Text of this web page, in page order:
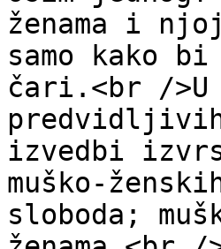
ženama i
samo kako
čari.<br />U
izvedbi
muško-
sloboda;